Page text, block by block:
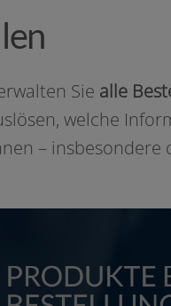
Sie alle
wel­che
–